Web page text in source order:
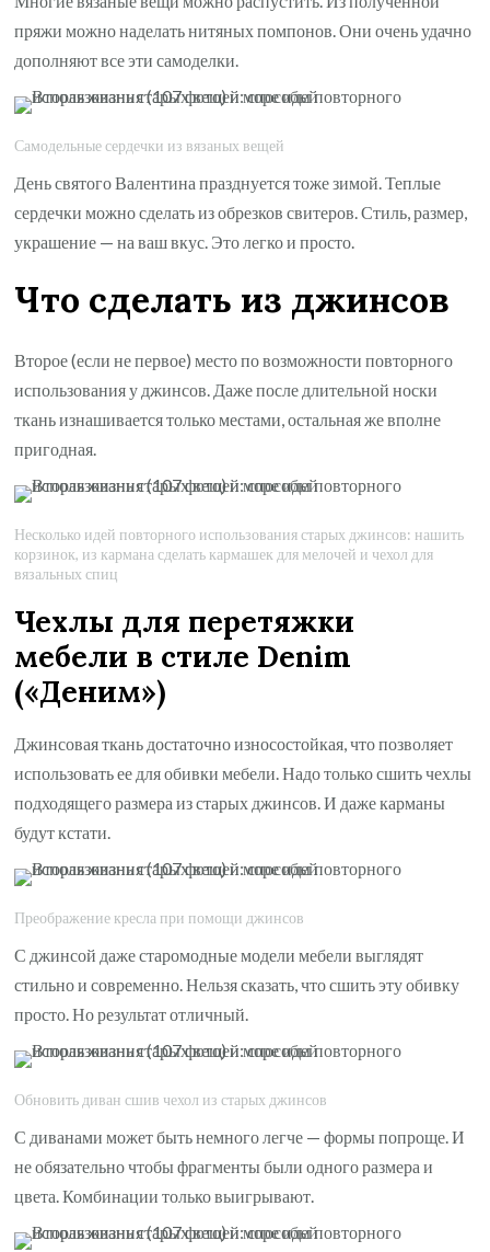
пряжи можно наделать нитяных помпонов. Они очень удачно
дополняют все эти самоделки.
Самодельные сердечки из вязаных вещей
День святого Валентина празднуется тоже зимой. Теплые
сердечки можно сделать из обрезков свитеров. Стиль, размер,
украшение — на ваш вкус. Это легко и просто.
Что сделать из джинсов
Второе (если не первое) место по возможности повторного
использования у джинсов. Даже после длительной носки
ткань изнашивается только местами, остальная же вполне
пригодная.
Несколько идей повторного использования старых джинсов: нашить
корзинок, из кармана сделать кармашек для мелочей и чехол для
вязальных спиц
Чехлы для перетяжки
мебели в стиле Denim
(«Деним»)
Джинсовая ткань достаточно износостойкая, что позволяет
использовать ее для обивки мебели. Надо только сшить чехлы
подходящего размера из старых джинсов. И даже карманы
будут кстати.
Преображение кресла при помощи джинсов
С джинсой даже старомодные модели мебели выглядят
стильно и современно. Нельзя сказать, что сшить эту обивку
просто. Но результат отличный.
Обновить диван сшив чехол из старых джинсов
С диванами может быть немного легче — формы попроще. И
не обязательно чтобы фрагменты были одного размера и
цвета. Комбинации только выигрывают.